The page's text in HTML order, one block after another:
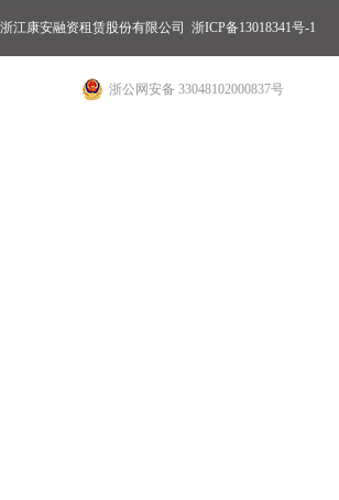
浙江康安融资租赁股份有限公司 浙ICP备13018341号-1
浙公网安备 33048102000837号